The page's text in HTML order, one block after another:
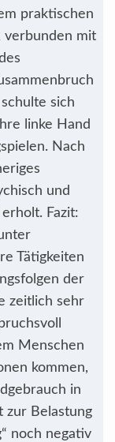
praktischen
verbunden mit
sich
linke Hand
Nach
und
Fazit:
Tätigkeiten
der
zeitlich sehr
Menschen
kommen,
in
zur Belastung
noch negativ